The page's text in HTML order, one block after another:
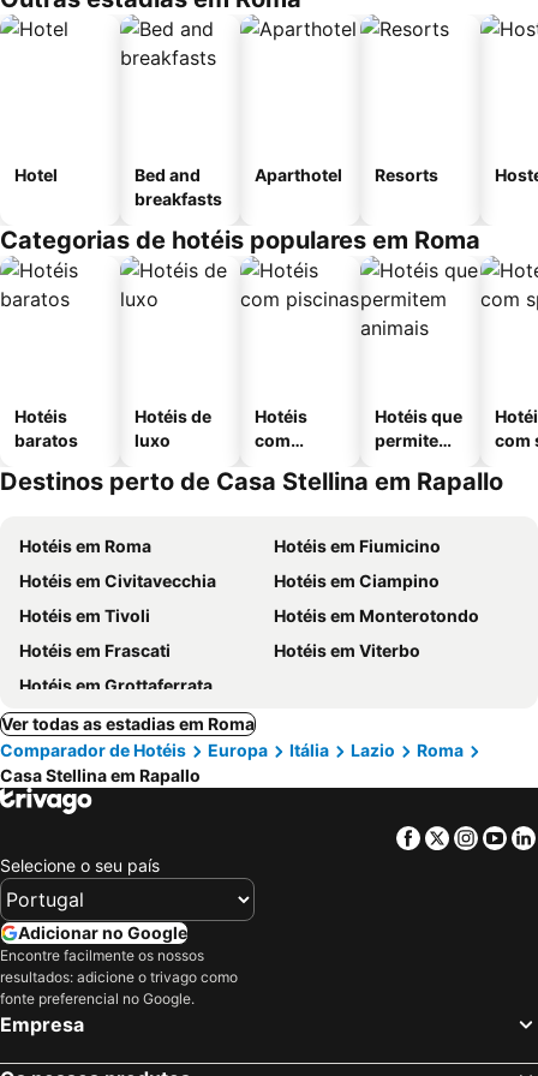
Hotel
Bed and
breakfasts
Aparthotel Resorts
Categorias de hotéis populares em Roma
Hotéis
baratos
Hotéis de
luxo
Hotéis
com
Hotéis que
permitem
com
Destinos perto de Casa Stellina em Rapallo
Hotéis em Roma
Hotéis em Fiumicino
Hotéis em Civitavecchia
Hotéis em Ciampino
Hotéis em Tivoli
Hotéis em Monterotondo
Hotéis em Frascati
Hotéis em Viterbo
Hotéis em Grottaferrata
Ver todas as estadias em Roma
Comparador de Hotéis
Europa Itália Lazio
Roma
Casa Stellina em Rapallo
Facebook
Twitter
Selecione o seu país
Adicionar no Google
Encontre facilmente os nossos
resultados: adicione o trivago como
fonte preferencial no Google.
Empresa